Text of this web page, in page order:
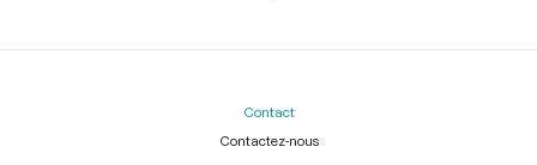
Contact
Contactez-nous